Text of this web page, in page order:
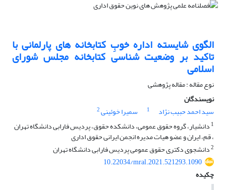
الگوی شایسته اداره خوبِ کتابخانه‌ های پارلمانی با
تاکید بر وضعیت شناسی کتابخانه مجلس شورای
اسلامی
نوع مقاله : مقاله پژوهشی
نویسندگان
سید احمد حبیب نژاد
1 سمیرا خوئینی2
1 دانشیار، گروه حقوق عمومی، ‌دانشکده حقوق، پردیس فارابی دانشگاه تهران
، قم،‌ ایران و عضو هیات مدیره انجمن ایرانی حقوق اداری
2دانشجوی دکتری حقوق عمومی پردیس فارابی دانشگاه تهران
10.22034/mral.2021.521293.1090
چکیده